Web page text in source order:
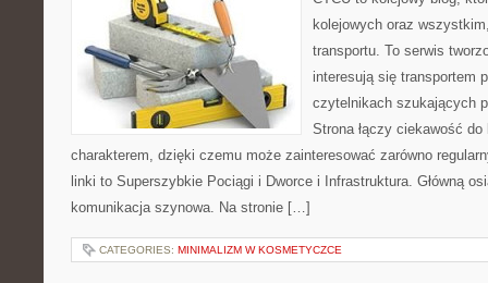
kolejowych oraz
transportu. To serwis
interesują się transportem
czytelnikach szukających
Strona łączy ciekawość
charakterem, dzięki czemu może zainteresować zarówno
linki to Superszybkie Pociągi i Dworce i Infrastruktura. Główną
komunikacja szynowa. Na stronie […]
CATEGORIES: MINIMALIZM W KOSMETYCZCE